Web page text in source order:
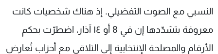
النسبي مع الصوت التفضيلي. إذ هناك شخصيات كانت
معروفة بتشدّدها إن في 8 أو ١٤ آذار، اضطرّت بحكم
الأرقام والمصلحة الإنتخابية إلى التلاقي مع أحزاب تُعارض
سياسة الخصوصية